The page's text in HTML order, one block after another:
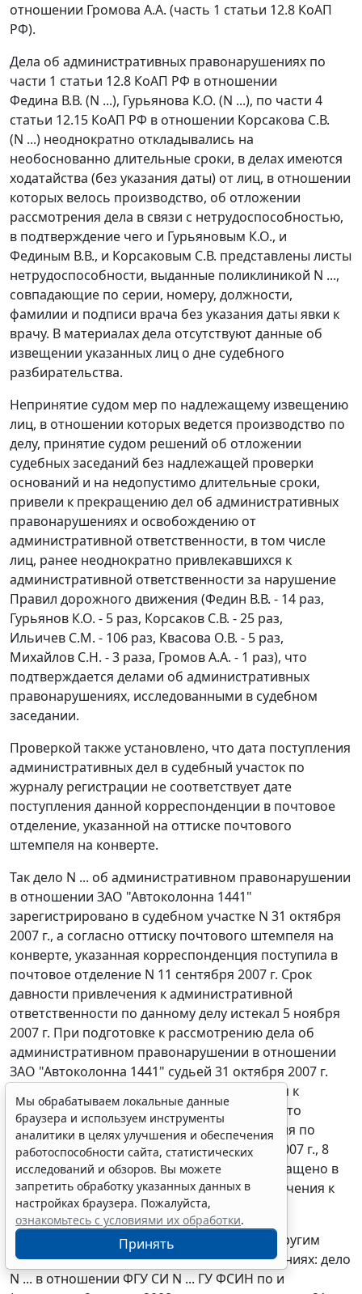
отношении Громова А.А. (часть 1 статьи 12.8 КоАП
РФ).
Дела об административных правонарушениях по
части 1 статьи 12.8 КоАП РФ в отношении
Федина В.В. (N ...), Гурьянова К.О. (N ...), по части 4
статьи 12.15 КоАП РФ в отношении Корсакова С.В.
(N ...) неоднократно откладывались на
необоснованно длительные сроки, в делах имеются
ходатайства (без указания даты) от лиц, в отношении
которых велось производство, об отложении
рассмотрения дела в связи с нетрудоспособностью,
в подтверждение чего и Гурьяновым К.О., и
Фединым В.В., и Корсаковым С.В. представлены листы
нетрудоспособности, выданные поликлиникой N ...,
совпадающие по серии, номеру, должности,
фамилии и подписи врача без указания даты явки к
врачу. В материалах дела отсутствуют данные об
извещении указанных лиц о дне судебного
разбирательства.
Непринятие судом мер по надлежащему извещению
лиц, в отношении которых ведется производство по
делу, принятие судом решений об отложении
судебных заседаний без надлежащей проверки
оснований и на недопустимо длительные сроки,
привели к прекращению дел об административных
правонарушениях и освобождению от
административной ответственности, в том числе
лиц, ранее неоднократно привлекавшихся к
административной ответственности за нарушение
Правил дорожного движения (Федин В.В. - 14 раз,
Гурьянов К.О. - 5 раз, Корсаков С.В. - 25 раз,
Ильичев С.М. - 106 раз, Квасова О.В. - 5 раз,
Михайлов С.Н. - 3 раза, Громов А.А. - 1 раз), что
подтверждается делами об административных
правонарушениях, исследованными в судебном
заседании.
Проверкой также установлено, что дата поступления
административных дел в судебный участок по
журналу регистрации не соответствует дате
поступления данной корреспонденции в почтовое
отделение, указанной на оттиске почтового
штемпеля на конверте.
Так дело N ... об административном правонарушении
в отношении ЗАО "Автоколонна 1441"
зарегистрировано в судебном участке N 31 октября
2007 г., а согласно оттиску почтового штемпеля на
конверте, указанная корреспонденция поступила в
почтовое отделение N 11 сентября 2007 г. Срок
давности привлечения к административной
ответственности по данному делу истекал 5 ноября
2007 г. При подготовке к рассмотрению дела об
административном правонарушении в отношении
ЗАО "Автоколонна 1441" судьей 31 октября 2007 г.
заведомо за пределами срока привлечения к
административной ответственности принято
решение о назначении судебного заседания по
рассмотрению данного дела на 8 ноября 2007 г., 8
ноября 2007 г. производство по делу прекращено в
связи с истечением срока давности привлечения к
административной ответственности.
Аналогичные нарушения допущены и по другим
делам об административных правонарушениях: дело
N ... в отношении ФГУ СИ N ... ГУ ФСИН по и
Мы обрабатываем локальные данные
браузера и используем инструменты
аналитики в целях улучшения и обеспечения
работоспособности сайта, статистических
исследований и обзоров. Вы можете
запретить обработку указанных данных в
настройках браузера. Пожалуйста,
ознакомьтесь с условиями их обработки.
Принять